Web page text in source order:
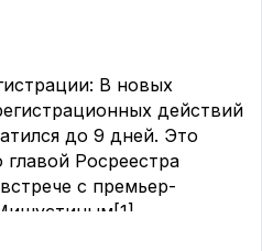
В новых
действий
до 9 дней. Это
Росреестра
с премьер-
карте: